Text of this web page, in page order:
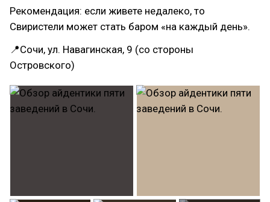
Рекомендация: если живете недалеко, то
Свиристели может стать баром «на каждый день».
📍Сочи, ул. Навагинская, 9 (со стороны
Островского)